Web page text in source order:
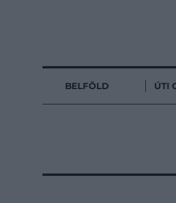
BELFÖLD ÚTI